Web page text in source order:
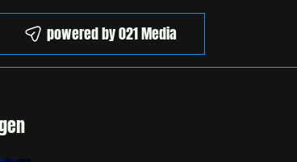
powered by 021 Media